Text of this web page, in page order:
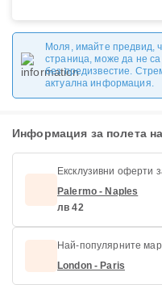
Моля, имайте предвид,
страница, може да не
без предизвестие.
актуална информация.
Информация за полета
Ексклузивни оферти
Palermo - Naples
лв 42
Най-популярните
London - Paris